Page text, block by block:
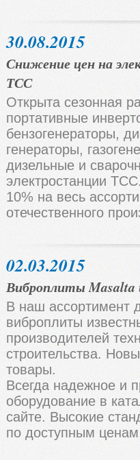
30.08.2015
Снижение цен на
ТСС
Открыта сезонная
портативные
бензогенераторы,
генераторы,
дизельные и
электростанции
10% на весь
отечественного
02.03.2015
Виброплиты Masalta
В наш ассортимент
виброплиты
производителей
строительства.
товары.
Всегда надежное и
оборудование в
сайте. Высокие
по доступным